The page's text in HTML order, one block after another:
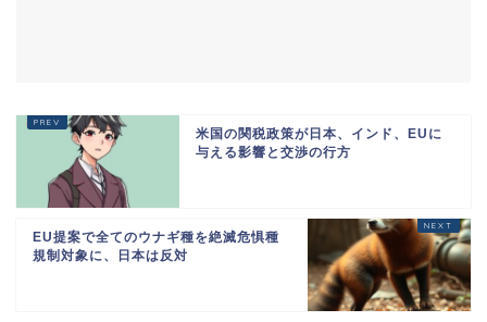
米国の関税政策が日本、インド、EUに
与える影響と交渉の行方
EU提案で全てのウナギ種を絶滅危惧種
規制対象に、日本は反対